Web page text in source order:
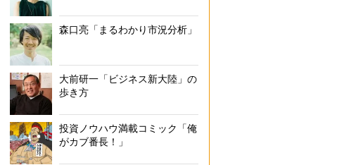
森口亮「まるわかり市況分析」
大前研一「ビジネス新大陸」の
歩き方
投資ノウハウ満載コミック「俺
がカブ番長！」